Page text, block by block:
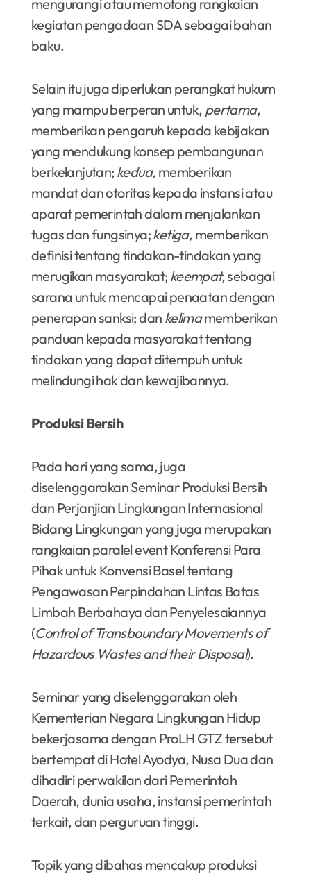
mengurangi atau memotong rangkaian
kegiatan pengadaan SDA sebagai bahan
baku.
Selain itu juga diperlukan perangkat hukum
yang mampu berperan untuk, pertama,
memberikan pengaruh kepada kebijakan
yang mendukung konsep pembangunan
berkelanjutan; kedua, memberikan
mandat dan otoritas kepada instansi atau
aparat pemerintah dalam menjalankan
tugas dan fungsinya;ketiga, memberikan
definisi tentang tindakan-tindakan yang
merugikan masyarakat; keempat,sebagai
sarana untuk mencapai penaatan dengan
penerapan sanksi; dan kelimamemberikan
panduan kepada masyarakat tentang
tindakan yang dapat ditempuh untuk
melindungi hak dan kewajibannya.
Produksi Bersih
Pada hari yang sama, juga
diselenggarakan Seminar Produksi Bersih
dan Perjanjian Lingkungan Internasional
Bidang Lingkungan yang juga merupakan
rangkaian paralel event Konferensi Para
Pihak untuk Konvensi Basel tentang
Pengawasan Perpindahan Lintas Batas
Limbah Berbahaya dan Penyelesaiannya
(Control of Transboundary Movements of
Hazardous Wastes and their Disposal).
Seminar yang diselenggarakan oleh
Kementerian Negara Lingkungan Hidup
bekerjasama dengan ProLH GTZ tersebut
bertempat di Hotel Ayodya, Nusa Dua dan
dihadiri perwakilan dari Pemerintah
Daerah, dunia usaha, instansi pemerintah
terkait, dan perguruan tinggi.
Topik yang dibahas mencakup produksi